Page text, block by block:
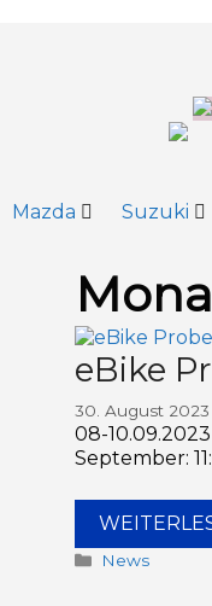
Mazda Suzuki
eBike
30. August 2023
08-
September:
News